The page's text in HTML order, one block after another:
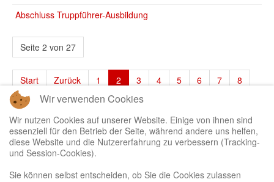
Abschluss Truppführer-Ausbildung
Seite 2 von 27
Start Zurück 1 2 3 4 5 6 7 8
9
Wir verwenden Cookies
Wir nutzen Cookies auf unserer Website. Einige von ihnen sind
essenziell für den Betrieb der Seite, während andere uns helfen,
diese Website und die Nutzererfahrung zu verbessern (Tracking-
und Session-Cookies).
Sie können selbst entscheiden, ob Sie die Cookies zulassen